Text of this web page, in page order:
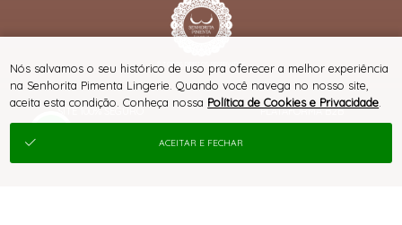
SITE 100% SEGURO PLATAFORMA B2B
® TODOS DIREITOS RESERVADOS
Nós salvamos o seu histórico de uso pra oferecer a melhor experiência
na Senhorita Pimenta Lingerie. Quando você navega no nosso site,
aceita esta condição. Conheça nossa Política de Cookies e Privacidade
ACEITAR E FECHAR